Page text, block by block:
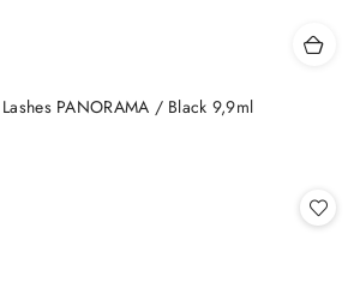
PANORAMA / Black 9,9ml